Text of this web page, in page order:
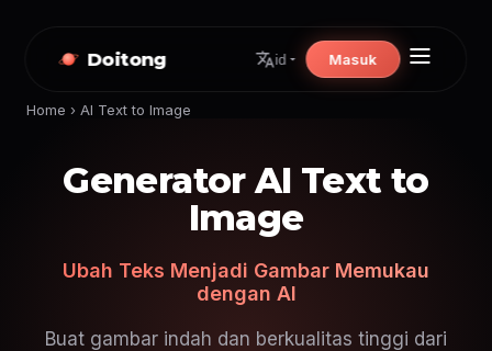
Doitong id Masuk
Home › AI Text to Image
Generator AI Text to
Image
Ubah Teks Menjadi Gambar Memukau
dengan AI
Buat gambar indah dan berkualitas tinggi dari